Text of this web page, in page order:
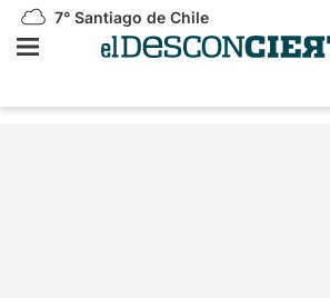
7° Santiago de Chile